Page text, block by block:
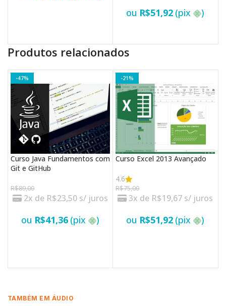
ou R$51,92 (pix )
Produtos relacionados
-47%
Curso Java Fundamentos com
Git e GitHub
R$89,00
2x de R$23,50 s/ juros
ou R$41,36 (pix )
-21%
Curso Excel 2013 Avançado
4.6
R$75,00
3x de R$19,67 s/ juros
ou R$51,92 (pix )
TAMBÉM EM ÁUDIO